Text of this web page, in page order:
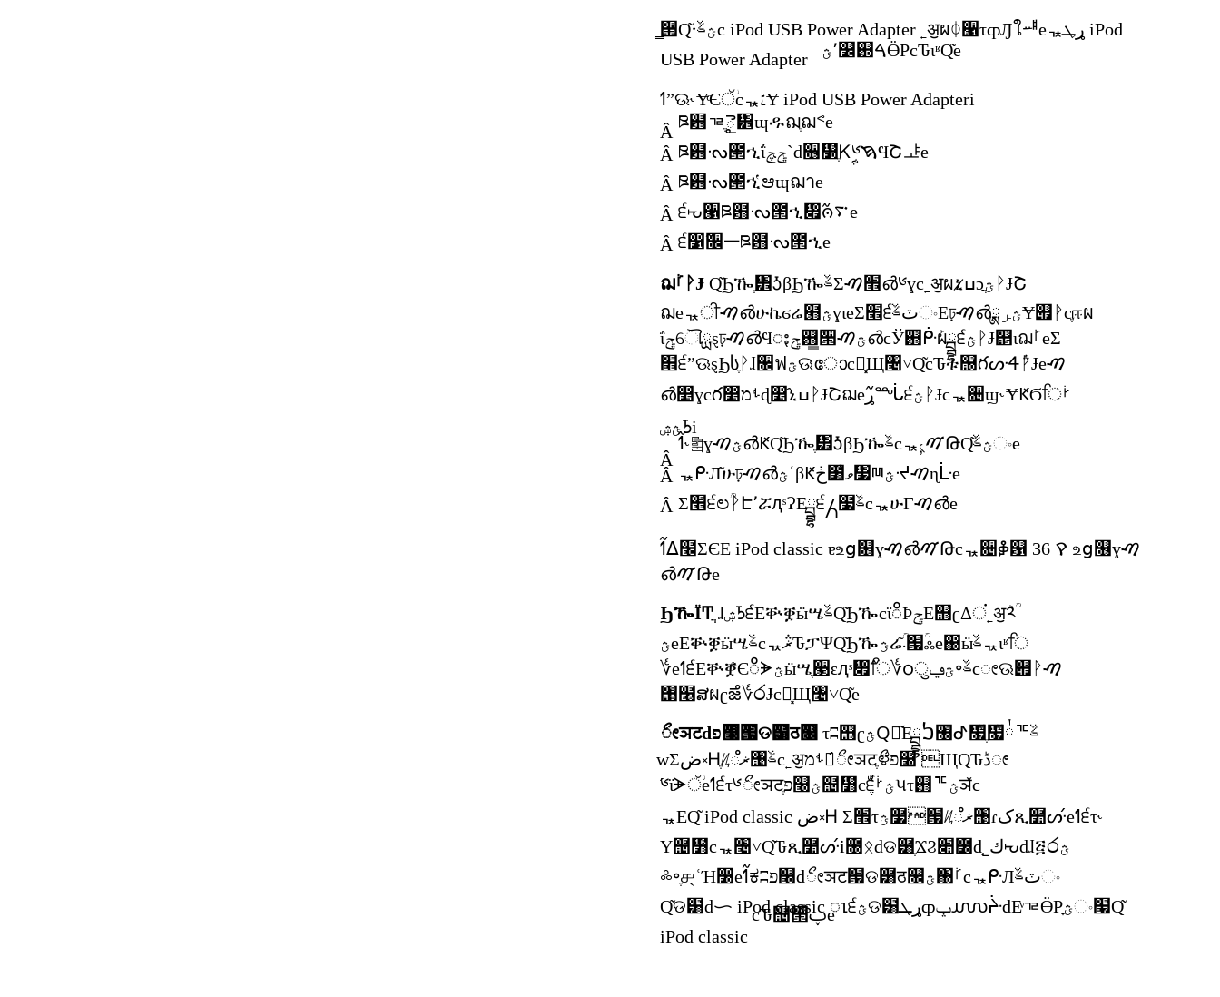
̳੒Ԛ͂ؿࣂ࠰c iPod USB Power Adapter ˿ॶผᛰ੡τȹԒใᆅeᇼړܛ iPod
USB Power Adapter
ؿ՚௼஝ࠓӪΡcԎɩʶԚ͂e
ߗˮଊ˞ɎͨЄੱؗcᇼ׆Ɏ iPod USB Power Adapteri
Â ཋ฻ᇃֶై፾ɰዱฌֶฌᕝe
Â
ཋ฻ᔝ౒ኂΐݯچˋd૖᛽ֶᏦࣩ༦ࠇϤՇᅸe
Â ཋ฻ᔝ౒ኂ̔ಆɰฌาe
Â
੬ᘨ੡ཋ฻ᔝ౒ኂ჏߬ၐ࠳e
Â ੬෱߬૜ᅳཋ฻ᔝ౒ኂe
ฌࡻᚹɈ
Ԛ͂Ϧዀֶ፾ᎼβϦዀࣂΣ׮ࠑ൴༦ɣc˿ॶผኒߎ̷ɔֲؿᚹɈՇ
ฌeᇼੀࠑ൴ሁኬϭሬ๫ؿɣɩeΣ׮੬ٽࣂංΕঢ়ࠑ൴ؿرྸɎ୏ᚹcֶஈผ
ΐݯୌྻȿঢ়ࠑ൴Ϥႏݯ஛̳ܰ੒ؿࠑ൴cЎ஛ᑹܰผྦྷ੬ؿᚹɈ஥ιฌࡻeΣ
׮੬ˮଊȿϦსֶᚹɺ૜ฟؿଊോcᇼ͓Щ৤˅Ԛ͂cԎቱ஠గᔢᏎ݅ᚹɈeࠑ
൴෵ɣcగ෵ࢀמɖ෵҄ኒߎᚹɈՇฌe߬ړᙶ੬ؿᚹɈcᇼ਄ϣ˞ɎԞϬਿࡼ
ؿۺᘪi
Â
ߗ߬˞༖ɣؿࠑ൴ԞԚ͂Ϧዀֶ፾ᎼβϦዀࣂcᇼ৻̦ࠉԹԚ͂ؿࣂංe
Â
ᇼᑷЛ͂ሁঢ়ࠑ൴ؿʿβԞڂ೸̔ވ᏷ྊؿᔵࠑɳᒹe
Â
Σ׮੬ಲؒᚹԷ՚ሯԯˢɁΕྦྷ੬႓໷ࣂcᇼሁГࠑ൴e
ߗ߬ᐃ໬ΣЄΕ iPod classic ɐஉց௖ɣࠑ൴ࠉԹcᇼ਄ቇ଱ 36 ࠒ உց௖ɣࠑ
൴ࠉԹe
ϦዀΪͲֲ
ɺۺᘪ੬ΕቝቛӹሤࣂԚ͂ϦዀcϊိϷݯΕ஫ʗΔਂ˿ॶܰ༢ؒ
ؿeΕቝቛӹሤࣂcᇼ݅ޜԎፓΨԚ͂Ϧዀؿሬ͂ؒ܁՗ؒஃe඀ӹࣂᇼɩʶਿ
؇eߗ੬ΕቝቛͨЄိᗘؿӹሤֶ੣ԑԯˢ჏߬ਿ؇၀ुؿݠ৽ࣂcೕଊ୏ᚹࠑ
঩໦ສผʗౙ؇෮Ɉcᇼ͓Щ৤˅Ԛ͂e
ޯೕञटdפ௠՗ଡ๸ठ௜
τʭ஫ʗؿԚّ͂Εࠍྦྷ৐ᕷ዗ֶͮ዗ͮ྇ᅚࣂ
ԝΣض༝Ꮋֶᜮޜ഼঩ࣂc˿ॶࢀמೕ́ޯೕञटֶޯಳפ௠ ЩԚԎڈೕ
́༦ϊᗘੱؗeߗ੬τ༦ޯೕञटֶפ௠ؿ຤᛻cֶّ੬ؿࡼપτ஛ᅚؿञ̌c
ᇼΕԚ͂ iPod classic ض༝Ꮋ Σ׮τؿ໷՗ᜮޜ഼঩ɾکጺ໺ᔢ́eߗ੬τ˞
Ɏ຤᛻cᇼ৤˅Ԛ͂Ԏጺ໺ᔢ́i೐ᛟdଡ๸ֶϪϨ׊೰d̖˾كᘨdɺ፭෮ؿ
༜৽ֶ௪̖ʿΉ෰eߗ߬ಕʭפ௠dޯೕञट՗ଡ๸ठ௜ؿ΀ࡻcᇼᑷЛٽࣂං
Ԛ͂ଡ๸dᜑ iPod classic ၤ੬ؿଡ๸ړܛȹݒ൝ᔴdΕͮᇃӪΡؿָං໧Ԛ͂
iPod classic
cԎ຤੒ͤࢠe